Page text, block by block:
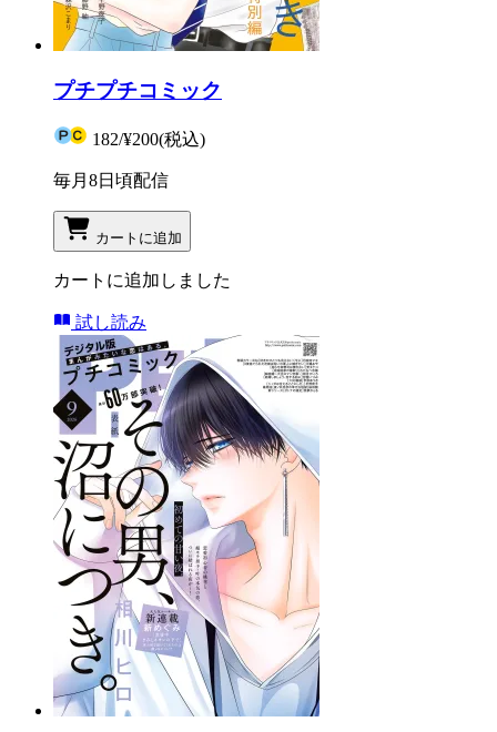
プチプチコミック
182/¥200(税込)
毎月8日頃配信
カートに追加
カートに追加しました
試し読み